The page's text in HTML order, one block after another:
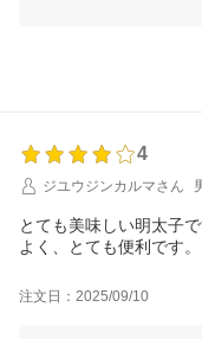
4
ジユウジンカルマさん
とても美味しい明太子
よく、とても便利です
注文日：2025/09/10